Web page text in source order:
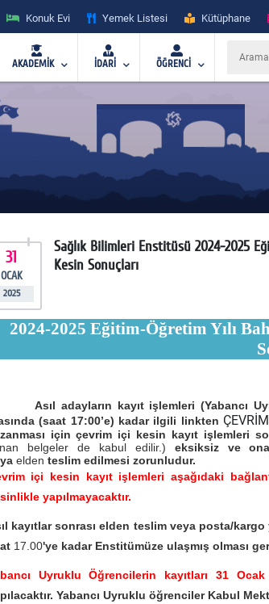
Konuk Evi Yemek Listesi Kütüphane
AKADEMİK İDARİ ÖĞRENCİ
31
OCAK
2025
Sağlık Bilimleri Enstitüsü 2024-2025
Kesin Sonuçları
2024-2025 Eğitim-Öğretim Yılı
Asıl adayların kayıt işlemleri (Yabancı
(saat 17:00’e) kadar ilgili linkten
için çevrim içi kesin kayıt işlemleri
belgeler de kabul edilir.) eksiksiz ve
elden teslim edilmesi zorunludur.
içi kesin kayıt işlemleri aşağıdaki
yapılmayacaktır.
kayıtlar sonrası elden teslim veya posta/
17.00'ye kadar Enstitümüze ulaşmış olması
Uyruklu Öğrencilerin kayıtları 31
Yabancı Uyruklu öğrenciler Kabul